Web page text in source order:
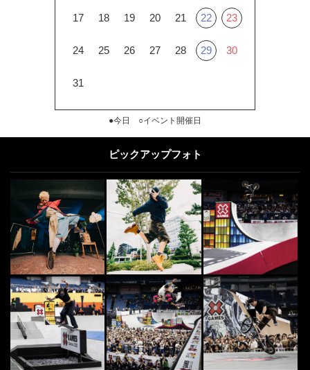
17 18 19 20 21 22 23
24 25 26 27 28 29 30
31
●今日 ○イベント開催日
ピックアップフォト